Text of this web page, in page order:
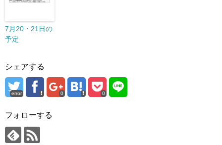
7月20・21日の
予定
シェアする
error 0 0
フォローする